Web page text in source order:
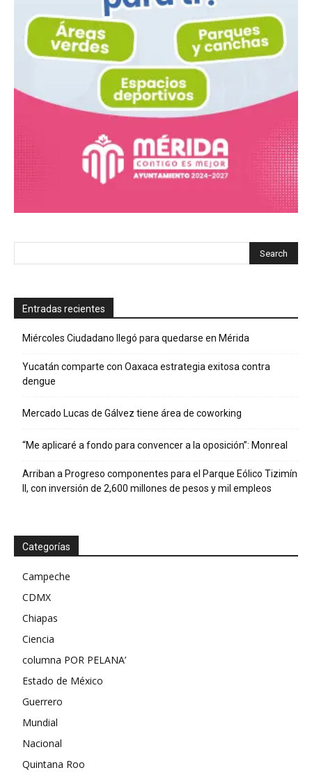
Entradas recientes
Miércoles Ciudadano llegó para quedarse en Mérida
Yucatán comparte con Oaxaca estrategia exitosa contra
dengue
Mercado Lucas de Gálvez tiene área de coworking
“Me aplicaré a fondo para convencer a la oposición”: Monreal
Arriban a Progreso componentes para el Parque Eólico Tizimín
II, con inversión de 2,600 millones de pesos y mil empleos
Categorías
Campeche
CDMX
Chiapas
Ciencia
columna POR PELANA’
Estado de México
Guerrero
Mundial
Nacional
Quintana Roo